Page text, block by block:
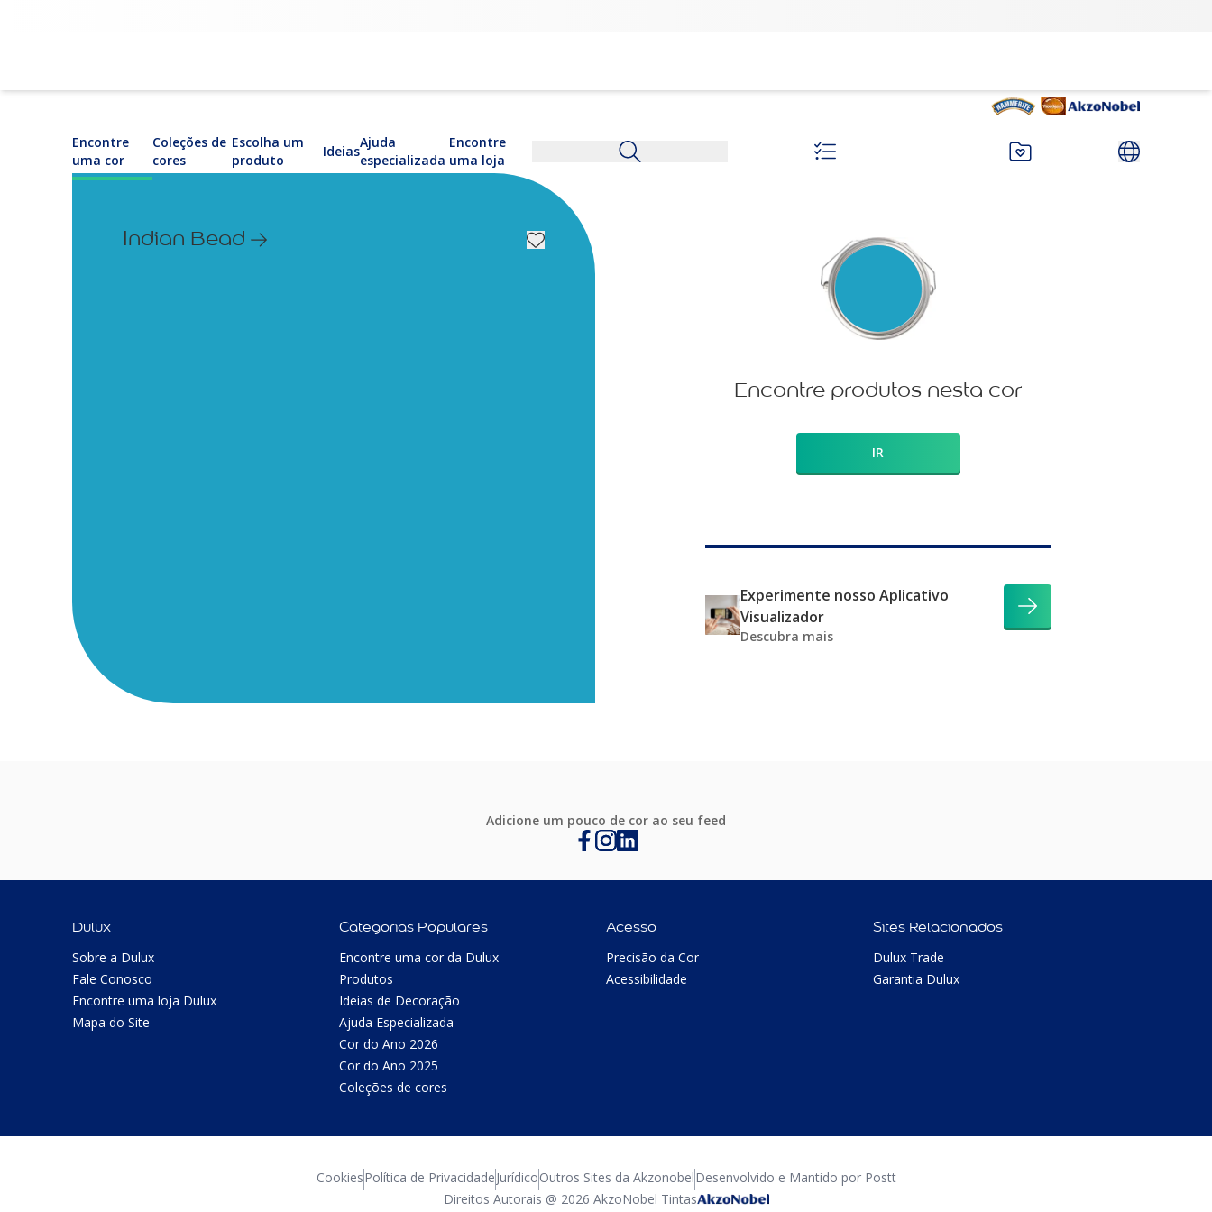
Encontre
uma cor
Coleções de
cores
Escolha um
produto
Ideias
Ajuda
especializada
Encontre
uma loja
Indian Bead
Encontre produtos nesta cor
IR
Experimente nosso Aplicativo
Visualizador
Descubra mais
Adicione um pouco de cor ao seu feed
Dulux
Sobre a Dulux
Fale Conosco
Encontre uma loja Dulux
Mapa do Site
Categorias Populares
Encontre uma cor da Dulux
Produtos
Ideias de Decoração
Ajuda Especializada
Cor do Ano 2026
Cor do Ano 2025
Coleções de cores
Acesso
Precisão da Cor
Acessibilidade
Sites Relacionados
Dulux Trade
Garantia Dulux
CookiesPolítica de PrivacidadeJurídicoOutros Sites da AkzonobelDesenvolvido e Mantido por Postt
Direitos Autorais @ 2026 AkzoNobel Tintas